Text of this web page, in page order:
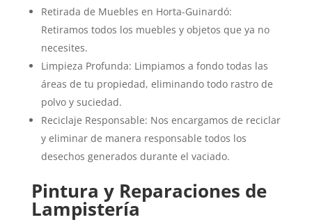
Retirada de Muebles en Horta-Guinardó:
Retiramos todos los muebles y objetos que ya no
necesites.
Limpieza Profunda: Limpiamos a fondo todas las
áreas de tu propiedad, eliminando todo rastro de
polvo y suciedad.
Reciclaje Responsable: Nos encargamos de reciclar
y eliminar de manera responsable todos los
desechos generados durante el vaciado.
Pintura y Reparaciones de
Lampistería